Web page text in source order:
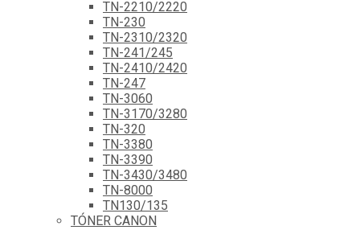
TN-2210/2220
TN-230
TN-2310/2320
TN-241/245
TN-2410/2420
TN-247
TN-3060
TN-3170/3280
TN-320
TN-3380
TN-3390
TN-3430/3480
TN-8000
TN130/135
TÓNER CANON